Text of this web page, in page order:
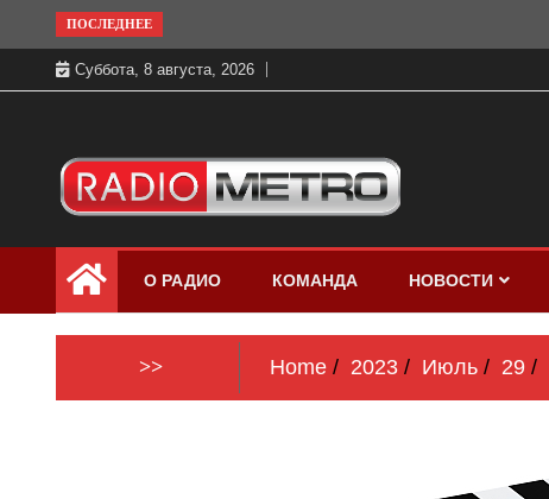
to
content
ПОСЛЕДНЕЕ
Суббота, 8 августа, 2026
Радио МЕТРО
бесплатно в хорошем качестве Санкт-
Петербург и Россия
О РАДИО КОМАНДА НОВОСТИ
>> Home 2023 Июль 29